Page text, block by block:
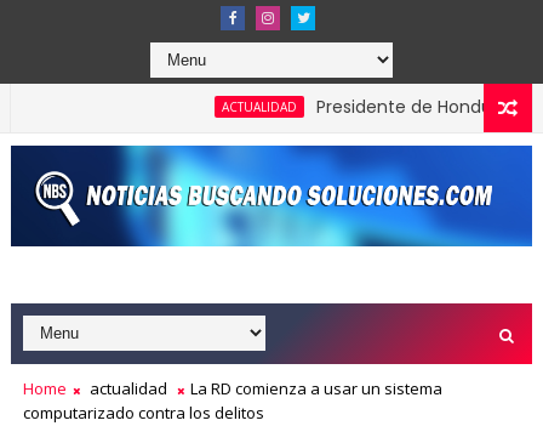
ACTUALIDAD Presidente de Honduras
Home actualidad
La RD comienza a usar un sistema
computarizado contra los delitos